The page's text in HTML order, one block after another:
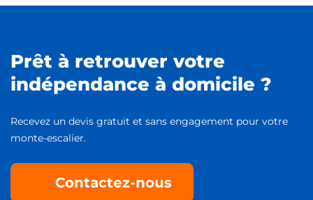
Prêt à retrouver votre
indépendance à domicile ?
Recevez un devis gratuit et sans engagement pour votre
monte-escalier.
Contactez-nous